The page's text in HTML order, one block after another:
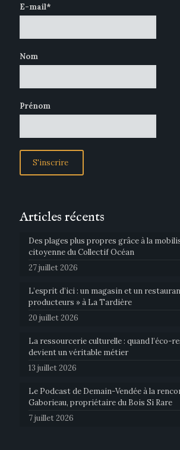
E-mail*
Nom
Prénom
Articles récents
Des plages plus propres grâce à la
citoyenne du Collectif Océan
27 juillet 2026
L’esprit d’ici : un magasin et un
producteurs » à La Tardière
20 juillet 2026
La ressourcerie culturelle : quand l’éco-
devient un véritable métier
13 juillet 2026
Le Podcast de Demain-Vendée à la
Gaborieau, propriétaire du Bois Si Rare
7 juillet 2026